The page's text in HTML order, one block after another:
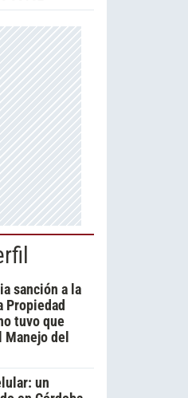
sanción a la
tuvo que
del
un